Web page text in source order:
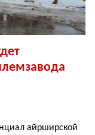
айрширской